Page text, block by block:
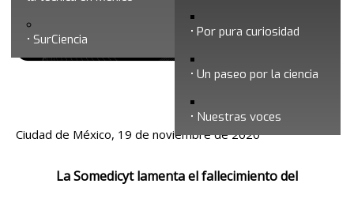
Por pura curiosidad
Un paseo por la ciencia
Nuestras voces
SurCiencia
Ciudad de México, 19 de noviembre de 2020
La Somedicyt lamenta el fallecimiento del